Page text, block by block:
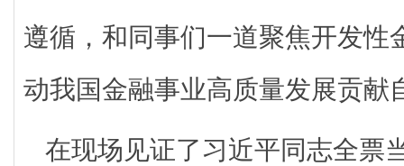
遵循，和同事们一道聚焦开发性
动我国金融事业高质量发展贡献
在现场见证了习近平同志全票